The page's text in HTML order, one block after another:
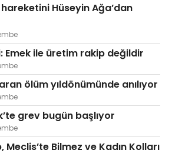
Hüseyin Ağa’dan
Emek ile üretim rakip değildir
ölüm yıldönümünde anılıyor
grev bugün başlıyor
Bilmez ve Kadın Kolları